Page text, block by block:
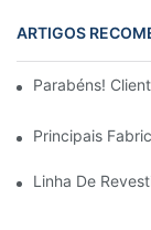
ARTIGOS
Parabéns!
Principais
Linha De